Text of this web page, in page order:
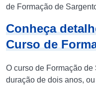
de Formação de
Conheça
Curso de
O curso de Formação
duração de dois anos,